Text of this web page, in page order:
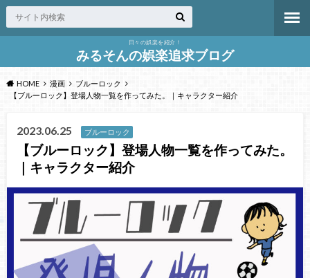
日々の娯楽を紹介！
みるそんの娯楽追求ブログ
HOME 漫画
ブルーロック
【ブルーロック】登場人物一覧を作ってみた。｜キャラクター紹介
2023.06.25 ブルーロック
【ブルーロック】登場人物一覧を作ってみた。
｜キャラクター紹介